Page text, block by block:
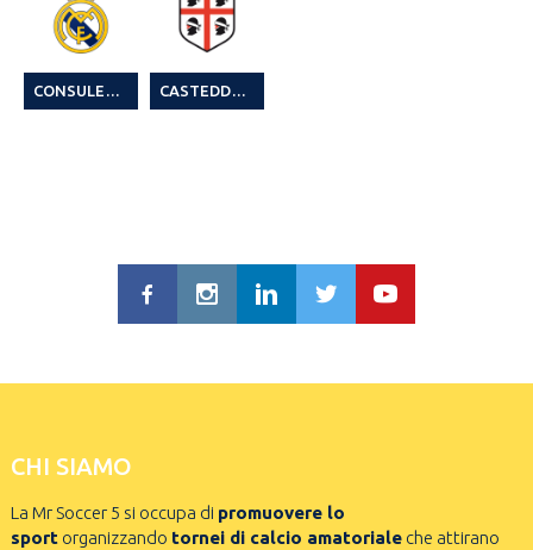
CHI SIAMO
La Mr Soccer 5 si occupa di promuovere lo
sportorganizzando tornei di calcio amatorialeche attirano